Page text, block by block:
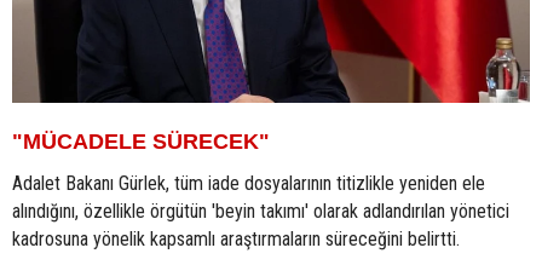
"MÜCADELE SÜRECEK"
Adalet Bakanı Gürlek, tüm iade dosyalarının titizlikle yeniden ele
alındığını, özellikle örgütün 'beyin takımı' olarak adlandırılan yönetici
kadrosuna yönelik kapsamlı araştırmaların süreceğini belirtti.